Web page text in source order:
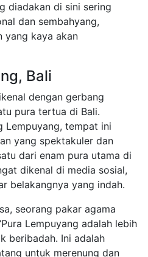
diadakan di sini sering
dan sembahyang,
yang kaya akan
Bali
dengan gerbang
pura tertua di Bali.
Lempuyang, tempat ini
yang spektakuler dan
dari enam pura utama di
dikenal di media sosial,
belakangnya yang indah.
seorang pakar agama
Lempuyang adalah lebih
beribadah. Ini adalah
untuk merenung dan